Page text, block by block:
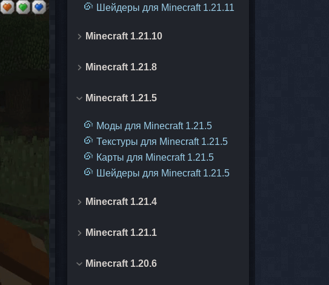
Шейдеры для Minecraft 1.21.11
Minecraft 1.21.10
Minecraft 1.21.8
Minecraft 1.21.5
Моды для Minecraft 1.21.5
Текстуры для Minecraft 1.21.5
Карты для Minecraft 1.21.5
Шейдеры для Minecraft 1.21.5
Minecraft 1.21.4
Minecraft 1.21.1
Minecraft 1.20.6